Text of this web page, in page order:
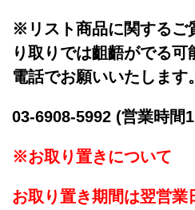
※リスト商品に関するご
り取りでは齟齬がでる
電話でお願いいたします。
03-6908-5992 (営業時間
※お取り置きについて
お取り置き期間は翌営業